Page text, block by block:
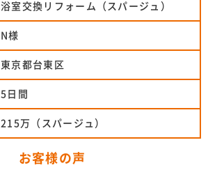
浴室交換リフォーム（スパージュ）
N様
東京都台東区
5日間
215万（スパージュ）
お客様の声